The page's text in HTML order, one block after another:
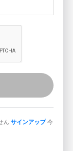
ん サインアップ今